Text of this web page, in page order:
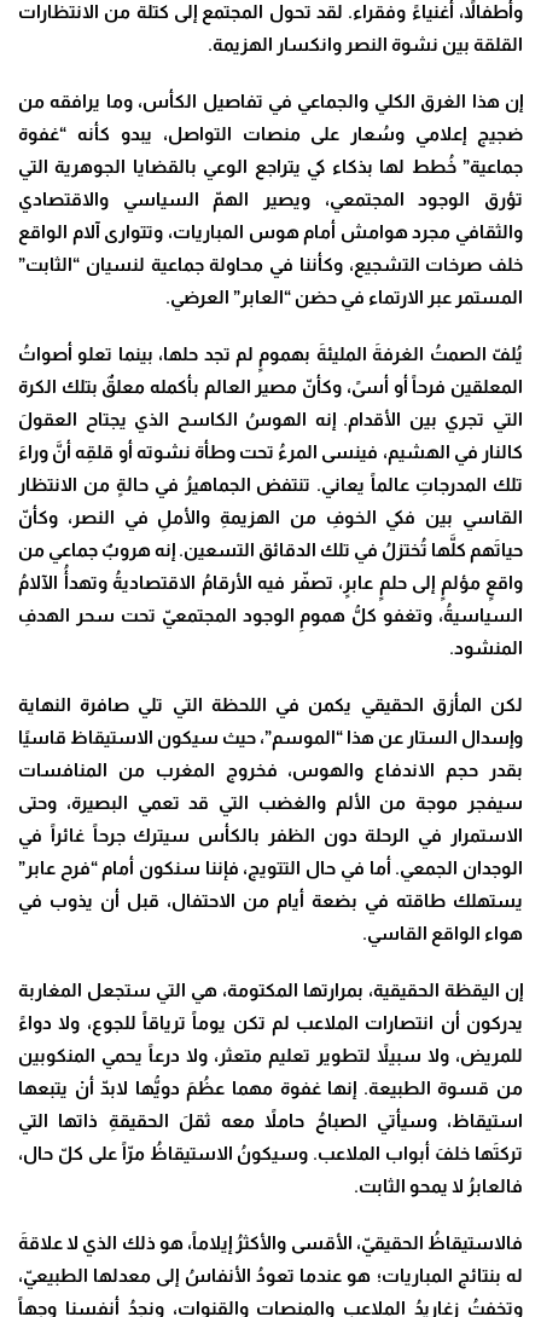
وأطفالاً، أغنياءً وفقراء. لقد تحول المجتمع إلى كتلة من الانتظارات
القلقة بين نشوة النصر وانكسار الهزيمة.
إن هذا الغرق الكلي والجماعي في تفاصيل الكأس، وما يرافقه من
ضجيج إعلامي وسُعار على منصات التواصل، يبدو كأنه “غفوة
جماعية” خُطط لها بذكاء كي يتراجع الوعي بالقضايا الجوهرية التي
تؤرق الوجود المجتمعي، ويصير الهمّ السياسي والاقتصادي
والثقافي مجرد هوامش أمام هوس المباريات، وتتوارى آلام الواقع
خلف صرخات التشجيع، وكأننا في محاولة جماعية لنسيان “الثابت”
المستمر عبر الارتماء في حضن “العابر” العرضي.
يُلفّ الصمتُ الغرفةَ المليئةَ بهمومٍ لم تجد حلها، بينما تعلو أصواتُ
المعلقين فرحاً أو أسىً، وكأنّ مصير العالم بأكمله معلقٌ بتلك الكرة
التي تجري بين الأقدام. إنه الهوسُ الكاسح الذي يجتاح العقولَ
كالنار في الهشيم، فينسى المرءُ تحت وطأة نشوته أو قلقِه أنَّ وراءَ
تلك المدرجاتِ عالماً يعاني. تنتفض الجماهيرُ في حالةٍ من الانتظار
القاسي بين فكي الخوفِ من الهزيمةِ والأملِ في النصر، وكأنّ
حياتَهم كلَّها تُختزلُ في تلك الدقائق التسعين. إنه هروبٌ جماعي من
واقعٍ مؤلمٍ إلى حلمٍ عابرٍ، تصفّر فيه الأرقامُ الاقتصاديةُ وتهدأُ الآلامُ
السياسيةُ، وتغفو كلُّ همومِ الوجود المجتمعيّ تحت سحر الهدفِ
المنشود.
لكن المأزق الحقيقي يكمن في اللحظة التي تلي صافرة النهاية
وإسدال الستار عن هذا “الموسم”، حيث سيكون الاستيقاظ قاسيًا
بقدر حجم الاندفاع والهوس، فخروج المغرب من المنافسات
سيفجر موجة من الألم والغضب التي قد تعمي البصيرة، وحتى
الاستمرار في الرحلة دون الظفر بالكأس سيترك جرحاً غائراً في
الوجدان الجمعي. أما في حال التتويج، فإننا سنكون أمام “فرح عابر”
يستهلك طاقته في بضعة أيام من الاحتفال، قبل أن يذوب في
هواء الواقع القاسي.
إن اليقظة الحقيقية، بمرارتها المكتومة، هي التي ستجعل المغاربة
يدركون أن انتصارات الملاعب لم تكن يوماً ترياقاً للجوع، ولا دواءً
للمريض، ولا سبيلاً لتطوير تعليم متعثر، ولا درعاً يحمي المنكوبين
من قسوة الطبيعة. إنها غفوة مهما عظُمَ دويُّها لابدّ أنْ يتبعها
استيقاظ، وسيأتي الصباحُ حاملاً معه ثقلَ الحقيقةِ ذاتها التي
تركتَها خلفَ أبواب الملاعب. وسيكونُ الاستيقاظُ مرّاً على كلّ حال،
فالعابرُ لا يمحو الثابت.
فالاستيقاظُ الحقيقيّ، الأقسى والأكثرُ إيلاماً، هو ذلك الذي لا علاقةَ
له بنتائج المباريات؛ هو عندما تعودُ الأنفاسُ إلى معدلها الطبيعيّ،
وتخفتُ زغاريدُ الملاعب والمنصات والقنوات، ونجدُ أنفسنا وجهاً